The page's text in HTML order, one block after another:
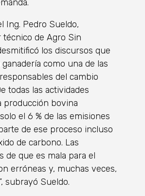
Ing. Pedro Sueldo,
técnico de Agro Sin
los discursos que
ganadería como una de las
del cambio
todas las actividades
producción bovina
el 6 % de las emisiones
de ese proceso incluso
de carbono. Las
de que es mala para el
erróneas y, muchas veces,
subrayó Sueldo.